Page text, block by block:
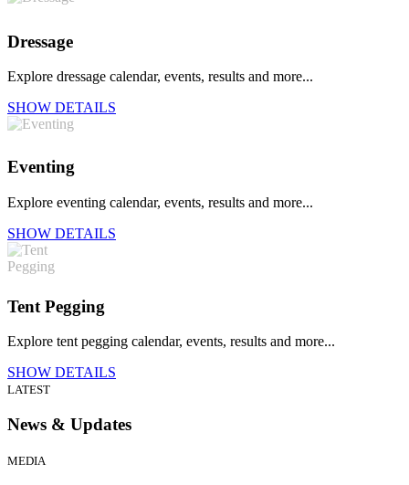
Dressage
Explore dressage calendar, events, results and more...
SHOW DETAILS
Eventing
Explore eventing calendar, events, results and more...
SHOW DETAILS
Tent Pegging
Explore tent pegging calendar, events, results and more...
SHOW DETAILS
LATEST
News & Updates
MEDIA